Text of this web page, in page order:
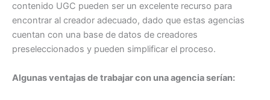
contenido UGC pueden ser un excelente recurso para
encontrar al creador adecuado, dado que estas agencias
cuentan con una base de datos de creadores
preseleccionados y pueden simplificar el proceso.
Algunas ventajas de trabajar con una agencia serían: